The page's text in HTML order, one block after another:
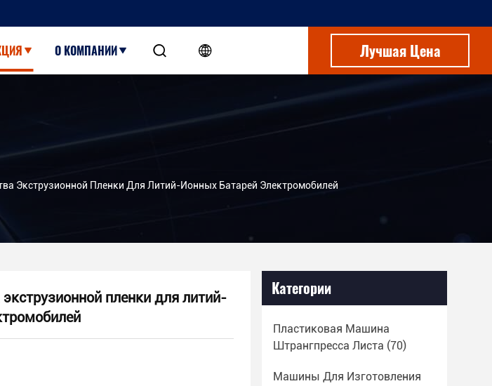
О КОМПАНИИ Лучшая Цена
Экструзионной Пленки Для Литий-Ионных Батарей Электромобилей
пленки для литий-
Категории
Пластиковая Машина
Штрангпресса Листа (70)
Машины Для Изготовления